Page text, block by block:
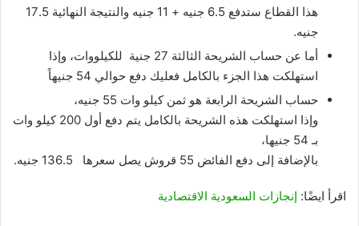
هذا القطاع ستدفع 6.5 جنيه + 11 جنيه والنتيجة النهائية 17.5
جنيه.
أما عن حساب الشريحة الثالثة 27 جنية للكيلووات، وإذا
استهلكت هذا الجزء بالكامل فعليك دفع حوالي 54 جنيهاً
حساب الشريحة الرابعة هو ثمن كيلو وات 55 جنيه،
وإذا استهلكت هذه الشريحة بالكامل يتم دفع أول 200 كيلو وات
بـ 54 جنيها،
بالإضافة إلى دفع الفائض 55 قروش يصل سعرها 136.5 جنيه.
اقرأ ايضًا: إنجازات السعودية الاقتصادية